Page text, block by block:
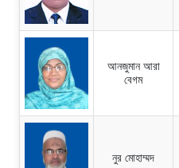
আনজুমান আরা
বেগম
নুর মোহাম্মদ